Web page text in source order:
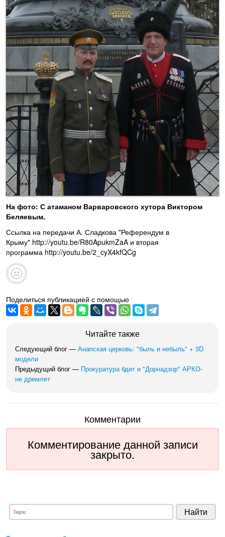
На фото: С атаманом Варваровского хутора Виктором
Беляевым.
Ссылка на передачи А. Сладкова "Референдум в
Крыму" http://youtu.be/R80ApukmZaA и вторая
программа http://youtu.be/2_cyX4kfQCg
Поделиться публикацией с помощью
Читайте также
Следующий блог — Анапская церковь: "быль и небыль" + 3D
модели
Предыдущий блог — Прокуратура бдит и "Дорнадзор" АРКО-
не дремлет
Комментарии
Комментирование данной записи
закрыто.